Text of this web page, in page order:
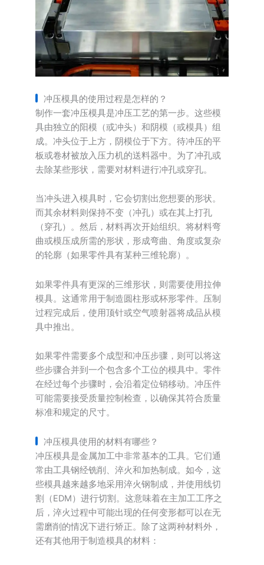
冲压模具的使用过程是怎样的？
制作一套冲压模具是冲压工艺的第一步。这些模
具由独立的阳模（或冲头）和阴模（或模具）组
成。冲头位于上方，阴模位于下方。待冲压的平
板或卷材被放入压力机的送料器中。为了冲孔或
去除某些形状，需要对材料进行冲孔或穿孔。
当冲头进入模具时，它会切割出您想要的形状。
而其余材料则保持不变（冲孔）或在其上打孔
（穿孔）。然后，材料再次开始组织。将材料弯
曲或模压成所需的形状，形成弯曲、角度或复杂
的轮廓（如果零件具有某种三维轮廓）。
如果零件具有更深的三维形状，则需要使用拉伸
模具。这通常用于制造圆柱形或杯形零件。压制
过程完成后，使用顶针或空气喷射器将成品从模
具中推出。
如果零件需要多个成型和冲压步骤，则可以将这
些步骤合并到一个包含多个工位的模具中。零件
在经过每个步骤时，会沿着定位销移动。冲压件
可能需要接受质量控制检查，以确保其符合质量
标准和规定的尺寸。
冲压模具使用的材料有哪些？
冲压模具是金属加工中非常基本的工具。它们通
常由工具钢经铣削、淬火和加热制成。如今，这
些模具越来越多地采用淬火钢制成，并使用线切
割（EDM）进行切割。这意味着在主加工工序之
后，淬火过程中可能出现的任何变形都可以在无
需磨削的情况下进行矫正。除了这两种材料外，
还有其他用于制造模具的材料：